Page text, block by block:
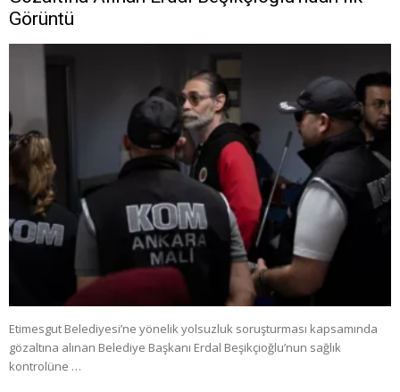
Görüntü
Etimesgut Belediyesi’ne yönelik yolsuzluk soruşturması kapsamında
gözaltına alınan Belediye Başkanı Erdal Beşikçioğlu’nun sağlık
kontrolüne …